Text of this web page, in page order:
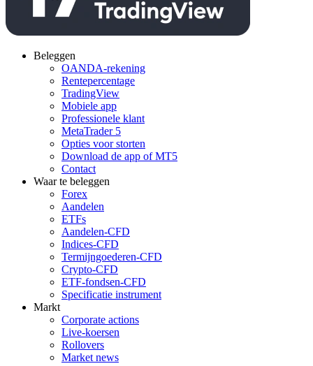
Beleggen
OANDA-rekening
Rentepercentage
TradingView
Mobiele app
Professionele klant
MetaTrader 5
Opties voor storten
Download de app of MT5
Contact
Waar te beleggen
Forex
Aandelen
ETFs
Aandelen-CFD
Indices-CFD
Termijngoederen-CFD
Crypto-CFD
ETF-fondsen-CFD
Specificatie instrument
Markt
Corporate actions
Live-koersen
Rollovers
Market news